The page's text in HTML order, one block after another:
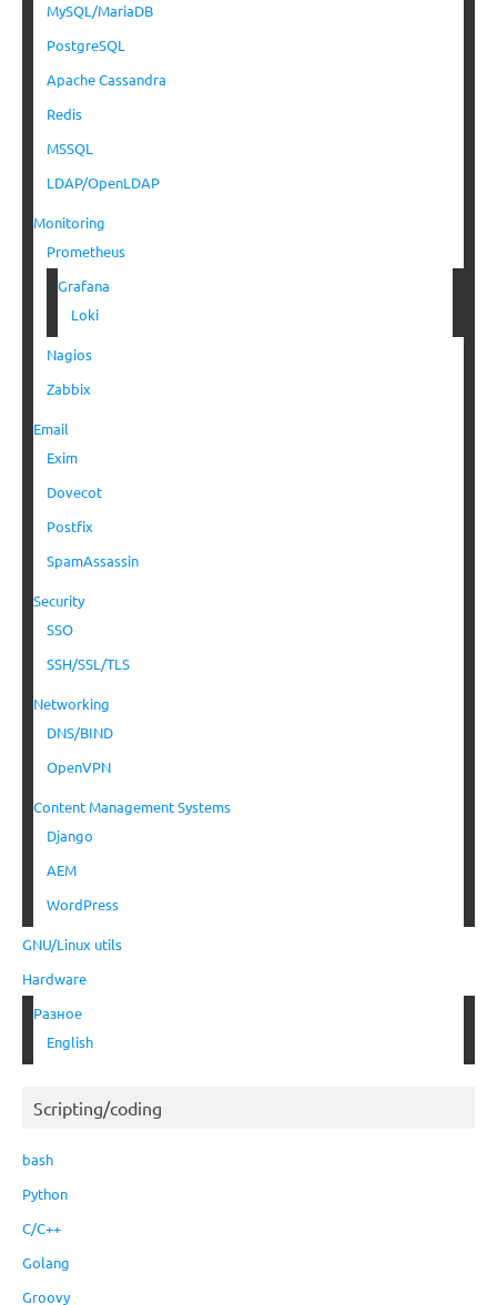
MySQL/MariaDB
PostgreSQL
Apache Cassandra
Redis
MSSQL
LDAP/OpenLDAP
Monitoring
Prometheus
Grafana
Loki
Nagios
Zabbix
Email
Exim
Dovecot
Postfix
SpamAssassin
Security
SSO
SSH/SSL/TLS
Networking
DNS/BIND
OpenVPN
Content Management Systems
Django
AEM
WordPress
GNU/Linux utils
Hardware
Разное
English
Scripting/coding
bash
Python
C/C++
Golang
Groovy